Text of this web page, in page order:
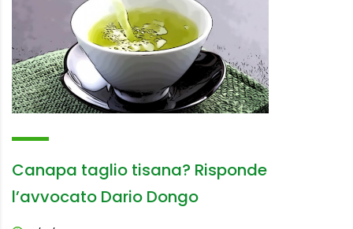
Canapa taglio tisana? Risponde
l’avvocato Dario Dongo